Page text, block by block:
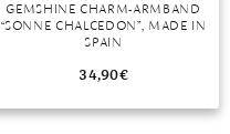
GEMSHINE CHARM-ARMBAND
“SONNE CHALCEDON”, MADE IN
SPAIN
34,90€